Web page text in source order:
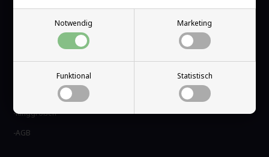
Notwendig Marketing
Funktional Statistisch
CVR: DK28504071
+45 60 53 18 27
info@marjoe-herrenschmuck.de
Information
Ringgrößen
AGB